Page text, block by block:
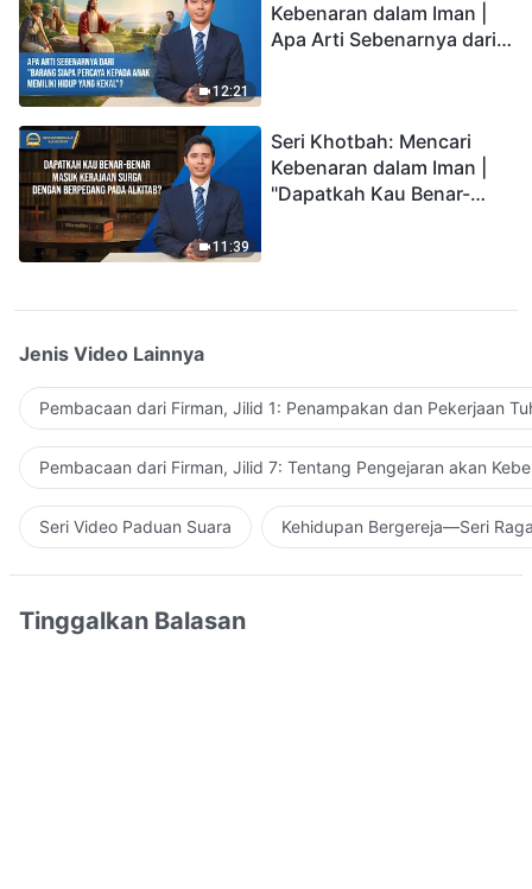
12:21
Kebenaran dalam Iman |
Apa Arti Sebenarnya dari
11:39
Seri Khotbah: Mencari
Kebenaran dalam Iman |
"Dapatkah Kau Benar-
Jenis Video Lainnya
Pembacaan dari Firman, Jilid 1: Penampakan dan Pekerjaan
Pembacaan dari Firman, Jilid 7: Tentang Pengejaran akan
Seri Video Paduan Suara Kehidupan Bergereja—Seri
Tinggalkan Balasan